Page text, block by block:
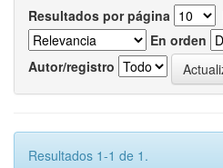
Resultados por página
En orden
Autor/registro
Resultados 1-1 de 1.